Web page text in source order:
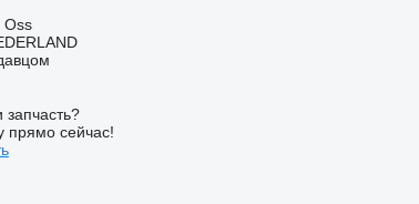
прямо сейчас!